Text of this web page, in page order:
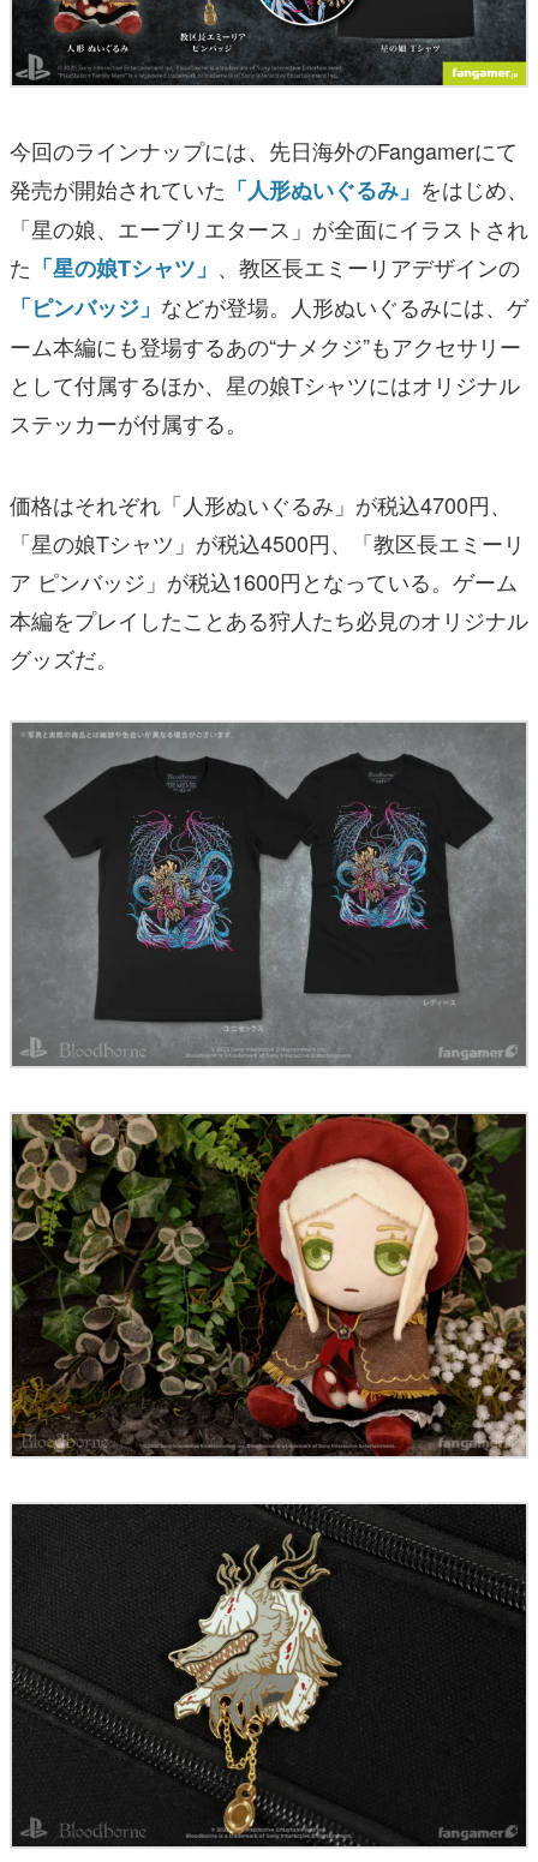
今回のラインナップには、先日海外のFangamerにて
発売が開始されていた 「人形ぬいぐるみ」 をはじめ、
「星の娘、エーブリエタース」が全面にイラストされ
た 「星の娘Tシャツ」 、教区長エミーリアデザインの
「ピンバッジ」 などが登場。人形ぬいぐるみには、ゲ
ーム本編にも登場するあの“ナメクジ”もアクセサリー
として付属するほか、星の娘Tシャツにはオリジナル
ステッカーが付属する。
価格はそれぞれ「人形ぬいぐるみ」が税込4700円、
「星の娘Tシャツ」が税込4500円、「教区長エミーリ
ア ピンバッジ」が税込1600円となっている。ゲーム
本編をプレイしたことある狩人たち必見のオリジナル
グッズだ。